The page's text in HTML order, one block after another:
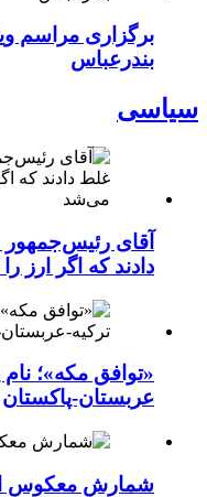
برگزاری مراسم
بندرعباس
سیاسی
آقای
دادند که اگر
«توافق مکه»؛
عربستان-پاکستان
شمارش معکوس